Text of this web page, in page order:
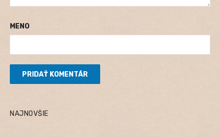
MENO
NAJNOVŠIE